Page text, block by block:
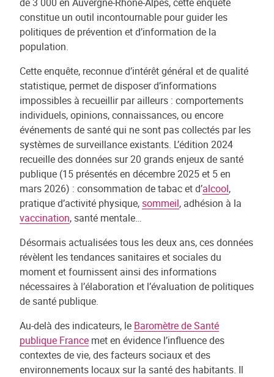
constitue un outil incontournable pour guider les
politiques de prévention et d’information de la
population.
Cette enquête, reconnue d’intérêt général et de qualité
statistique, permet de disposer d’informations
impossibles à recueillir par ailleurs : comportements
individuels, opinions, connaissances, ou encore
événements de santé qui ne sont pas collectés par les
systèmes de surveillance existants. L’édition 2024
recueille des données sur 20 grands enjeux de santé
publique (15 présentés en décembre 2025 et 5 en
mars 2026) : consommation de tabac et d’alcool,
pratique d’activité physique,sommeil, adhésion à la
vaccination, santé mentale…
Désormais actualisées tous les deux ans, ces données
révèlent les tendances sanitaires et sociales du
moment et fournissent ainsi des informations
nécessaires à l’élaboration et l’évaluation de politiques
de santé publique.
Au-delà des indicateurs, le Baromètre de Santé
publique France met en évidence l’influence des
contextes de vie, des facteurs sociaux et des
environnements locaux sur la santé des habitants. Il